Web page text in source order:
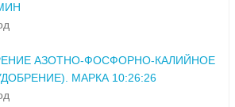
АЗОТНО-ФОСФОРНО-КАЛИЙНОЕ
МАРКА 10:26:26